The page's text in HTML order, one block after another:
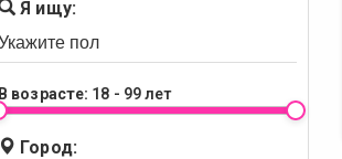
Я ищу:
В возрасте: 18 - 99 лет
Город: